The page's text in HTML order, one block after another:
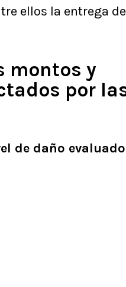
ellos la entrega
montos y
por
de daño